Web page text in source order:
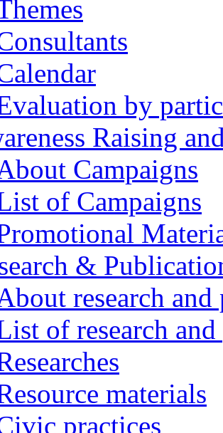
by
Raising
Campaigns
of Campaigns
&
research
of research
materials
practices